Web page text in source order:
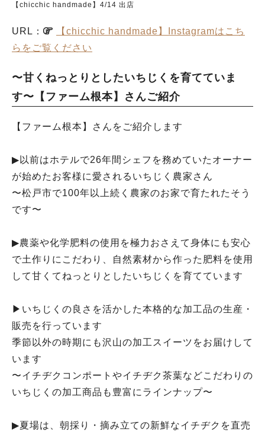
【chicchic handmade】4/14 出店
URL：
【chicchic handmade】Instagramはこち
らをご覧ください
〜甘くねっとりとしたいちじくを育てていま
す〜【ファーム根本】さんご紹介
【ファーム根本】さんをご紹介します
▶︎以前はホテルで26年間シェフを務めていたオーナー
が始めたお客様に愛されるいちじく農家さん
〜松戸市で100年以上続く農家のお家で育たれたそう
です〜
▶︎農薬や化学肥料の使用を極力おさえて身体にも安心
で土作りにこだわり、自然素材から作った肥料を使用
して甘くてねっとりとしたいちじくを育てています
▶︎いちじくの良さを活かした本格的な加工品の生産・
販売を行っています
季節以外の時期にも沢山の加工スイーツをお届けして
います
〜イチヂクコンポートやイチヂク茶葉などこだわりの
いちじくの加工商品も豊富にラインナップ〜
▶︎夏場は、朝採り・摘み立ての新鮮なイチヂクを直売
#カレー
#柏駅
#イベント#公園#教えたい／教えて投稿記事